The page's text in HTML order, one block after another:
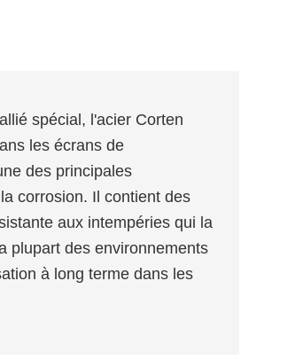
spécial, l'acier Corten
les écrans de
des principales
corrosion. Il contient des
aux intempéries qui la
plupart des environnements
à long terme dans les